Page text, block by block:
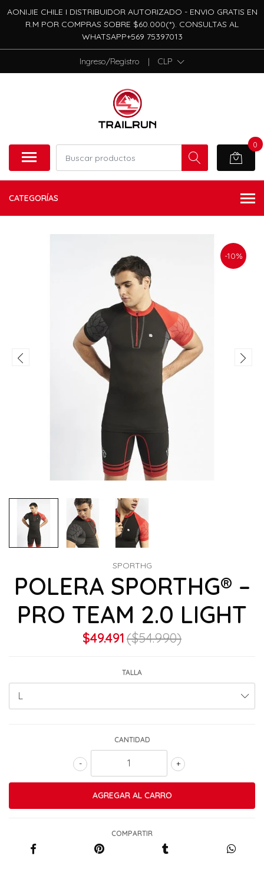
AONIJIE CHILE I DISTRIBUIDOR AUTORIZADO - ENVIO GRATIS EN
R.M POR COMPRAS SOBRE $60.000(*). CONSULTAS AL
WHATSAPP+569 75397013
Ingreso/Registro | CLP
0
CATEGORÍAS
-10%
SPORTHG
POLERA SPORTHG® –
PRO TEAM 2.0 LIGHT
$49.491($54.990)
TALLA
CANTIDAD
+
-
COMPARTIR